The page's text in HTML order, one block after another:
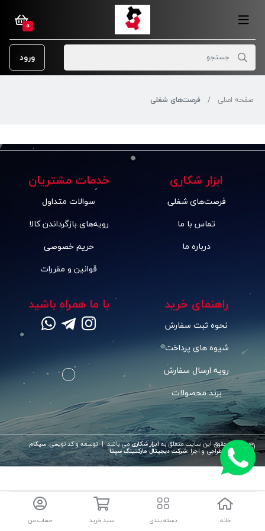
0
ورود
صفحه اصلی فرصت‌های شغلی
ابزار شکاری
فرصت‌های شغلی
تماس با ما
درباره ما
خدمات مشتریان
سوالات متداول
رویه‌های بازگرداندن کالا
حریم خصوصی
قوانین و مقررات
راهنمای خرید
نحوه ثبت سفارش
شیوه های پرداخت
رویه ارسال سفارش
برند محصولات
با ما همراه باشید
© تمامی حقوق این سایت متعلق بهابزار شکاریمی باشد. | توسعه و کد نویسی:سپکام
سیستم طراحی و اجرا:شرکت دیجیتال مارکتینگ سپتا
خانه دسته بندی سبد خرید حساب من